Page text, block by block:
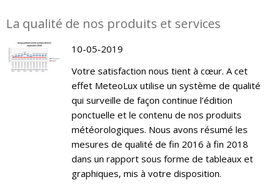
La qualité de nos produits et services
10-05-2019
Votre satisfaction nous tient à cœur. A cet
effet MeteoLux utilise un système de qualité
qui surveille de façon continue l’édition
ponctuelle et le contenu de nos produits
météorologiques. Nous avons résumé les
mesures de qualité de fin 2016 à fin 2018
dans un rapport sous forme de tableaux et
graphiques, mis à votre disposition.